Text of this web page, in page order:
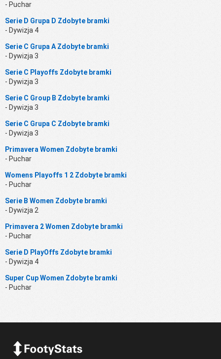
- Puchar
Serie D Grupa D Zdobyte bramki
- Dywizja 4
Serie C Grupa A Zdobyte bramki
- Dywizja 3
Serie C Playoffs Zdobyte bramki
- Dywizja 3
Serie C Group B Zdobyte bramki
- Dywizja 3
Serie C Grupa C Zdobyte bramki
- Dywizja 3
Primavera Women Zdobyte bramki
- Puchar
Womens Playoffs 1 2 Zdobyte bramki
- Puchar
Serie B Women Zdobyte bramki
- Dywizja 2
Primavera 2 Women Zdobyte bramki
- Puchar
Serie D PlayOffs Zdobyte bramki
- Dywizja 4
Super Cup Women Zdobyte bramki
- Puchar